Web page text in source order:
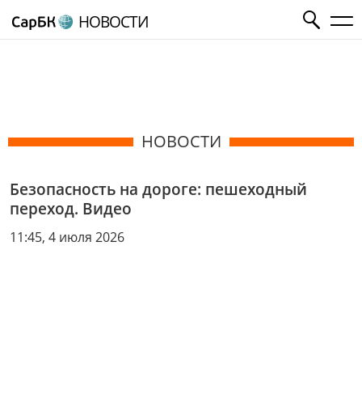
НОВОСТИ
НОВОСТИ
Безопасность на дороге: пешеходный
переход. Видео
11:45, 4 июля 2026